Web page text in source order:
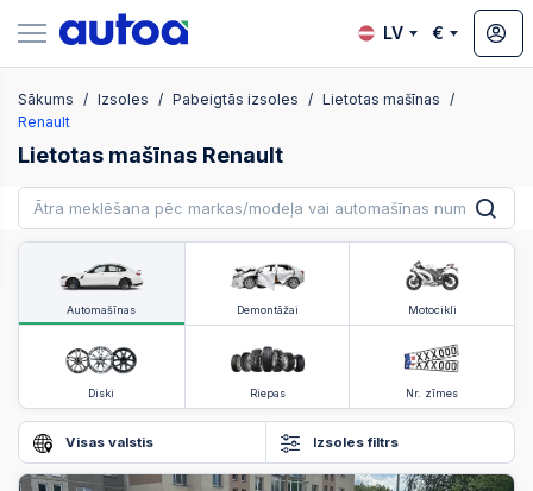
LV €
Sākums Izsoles Pabeigtās izsoles
Lietotas mašīnas
Renault
Lietotas mašīnas Renault
Automašīnas Demontāžai Motocikli
Diski Riepas Nr. zīmes
Visas valstis Izsoles filtrs